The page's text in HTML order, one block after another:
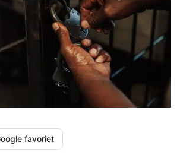
favoriet